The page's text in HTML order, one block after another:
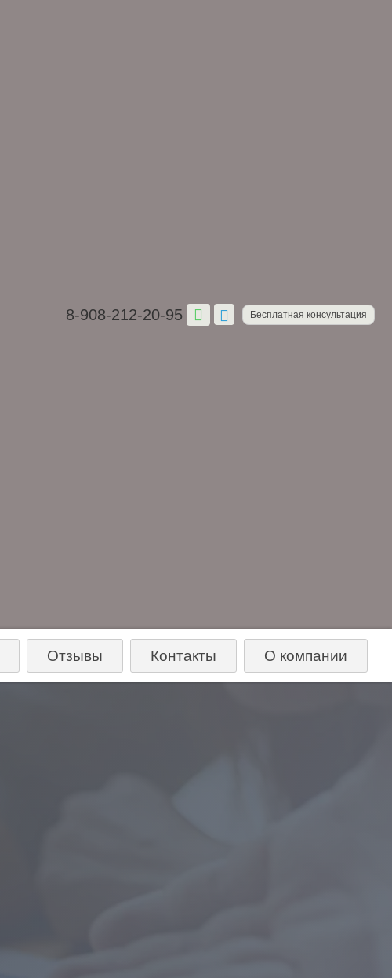
8-908-212-20-95 Бесплатная консультация
Отзывы Контакты О компании